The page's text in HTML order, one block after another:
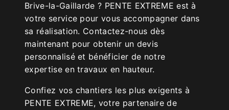
Brive-la-Gaillarde ? PENTE EXTREME est à
votre service pour vous accompagner dans
sa réalisation. Contactez-nous dès
maintenant pour obtenir un devis
personnalisé et bénéficier de notre
expertise en travaux en hauteur.
Confiez vos chantiers les plus exigents à
PENTE EXTREME, votre partenaire de